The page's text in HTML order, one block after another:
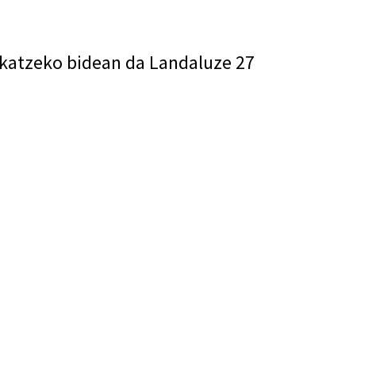
bidean da Landaluze 27